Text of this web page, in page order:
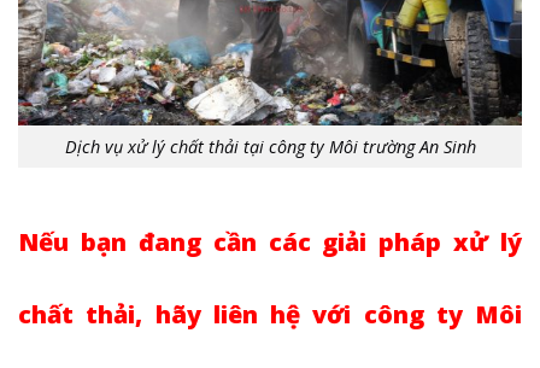
Dịch vụ xử lý chất thải tại công ty Môi trường An Sinh
Nếu bạn đang cần các giải pháp xử lý
chất thải, hãy liên hệ với công ty Môi